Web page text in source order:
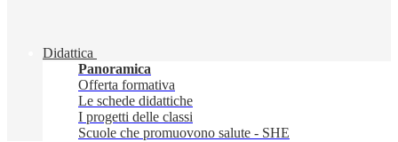
Didattica
Panoramica
Offerta formativa
Le schede didattiche
I progetti delle classi
Scuole che promuovono salute - SHE